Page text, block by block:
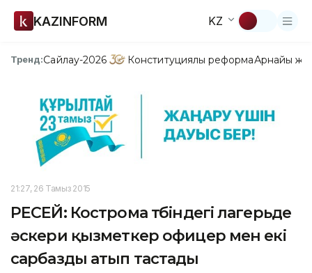
KAZINFORM KZ
Тренд:Сайлау-2026 Конституциялық реформаАрнайы
21:27, 26 Тамыз 2015
РЕСЕЙ: Кострома түбіндегі лагерьде
әскери қызметкер офицер мен екі
сарбазды атып тастады